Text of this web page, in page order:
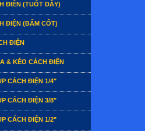
ĐIÊN (TUỐT DÂY)
ĐIỆN (BẤM CỐT)
ĐIỆN
& KÉO CÁCH ĐIỆN
CÁCH ĐIỆN 1/4"
CÁCH ĐIỆN 3/8"
CÁCH ĐIỆN 1/2"